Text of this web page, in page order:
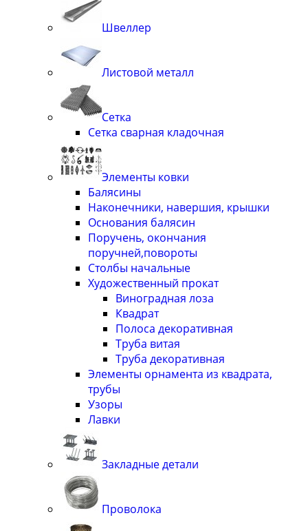
Швеллер
Листовой металл
Сетка
Сетка сварная кладочная
Элементы ковки
Балясины
Наконечники, навершия, крышки
Основания балясин
Поручень, окончания
поручней,повороты
Столбы начальные
Художественный прокат
Виноградная лоза
Квадрат
Полоса декоративная
Труба витая
Труба декоративная
Элементы орнамента из квадрата,
трубы
Узоры
Лавки
Закладные детали
Проволока